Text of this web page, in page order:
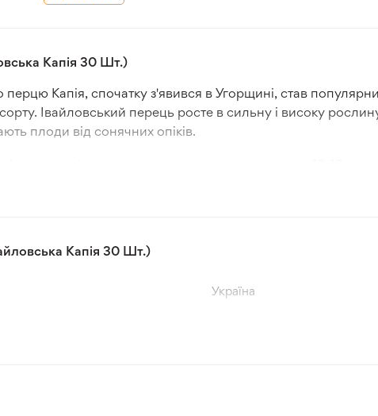
Капія 30 Шт.)
Капія, спочатку з'явився в Угорщині, став
Івайловський перець росте в сильну і високу
плоди від сонячних опіків.
близько 5 мм ніжна, соковита і дуже смачна, що
колір, що робить цей сорт популярним для приготування
Капія 30 Шт.)
Україна